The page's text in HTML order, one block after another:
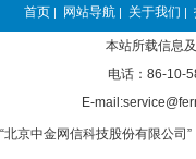
首页 | 网站导航 | 关于我们 |
本站所载信息
电话：86-10-
E-
北京中金网信科技股份有限公司